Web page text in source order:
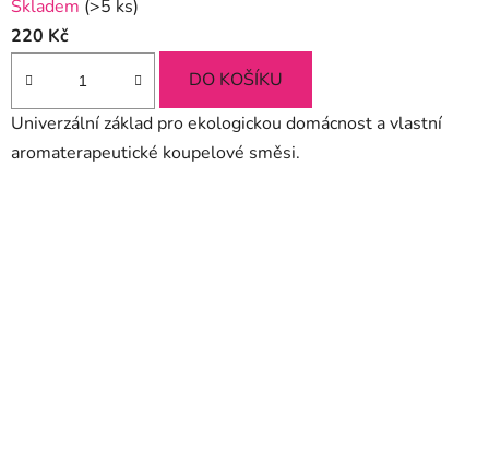
Skladem (>5 ks)
220 Kč
DO KOŠÍKU
Univerzální základ pro ekologickou domácnost a vlastní
aromaterapeutické koupelové směsi.